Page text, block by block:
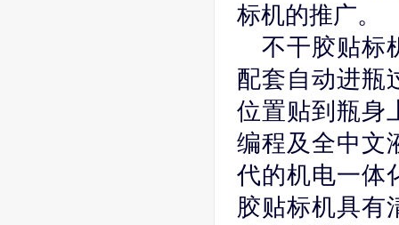
标机的推广。
不干胶贴标
配套自动进瓶
位置贴到瓶身
编程及全中文
代的机电一体
胶贴标机具有